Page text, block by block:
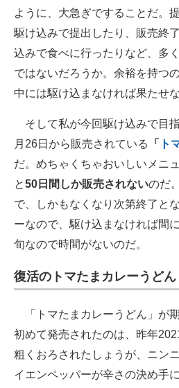
マーケ×ITの今がよく分かる
企業向けIT製品の総合サイト
IT製品の技術・比較・事例
製造業のIT導入・活用を支援
モノづくり技術者専門サイト
エレクトロニクス専門サイト
電子設計の基本と応用
エネルギーの専門メディア
建設×テクノロジーの最前線
ちょっと気になるネットの話題
ように、大急ぎですることだ。
駆け込みで提出したり、販売終
込みで食べに行ったりなど、多
ではないだろうか。余裕を持つ
中には駆け込まなければ果たせ
そして私が今回駆け込みで目
月26日から販売されている
「 ト
だ。めちゃくちゃおいしいメニ
と50日間しか販売されないのだ
で、しかもなくなり次第終了と
ーなので、駆け込まなければ間
旬なので時間がないのだ。
復活のトマたまカレーうどん
「トマたまカレーうどん」が
初めて発売されたのは、昨年
粗くおろされたしょうが、ニン
イエンペッパーが辛さの決め手